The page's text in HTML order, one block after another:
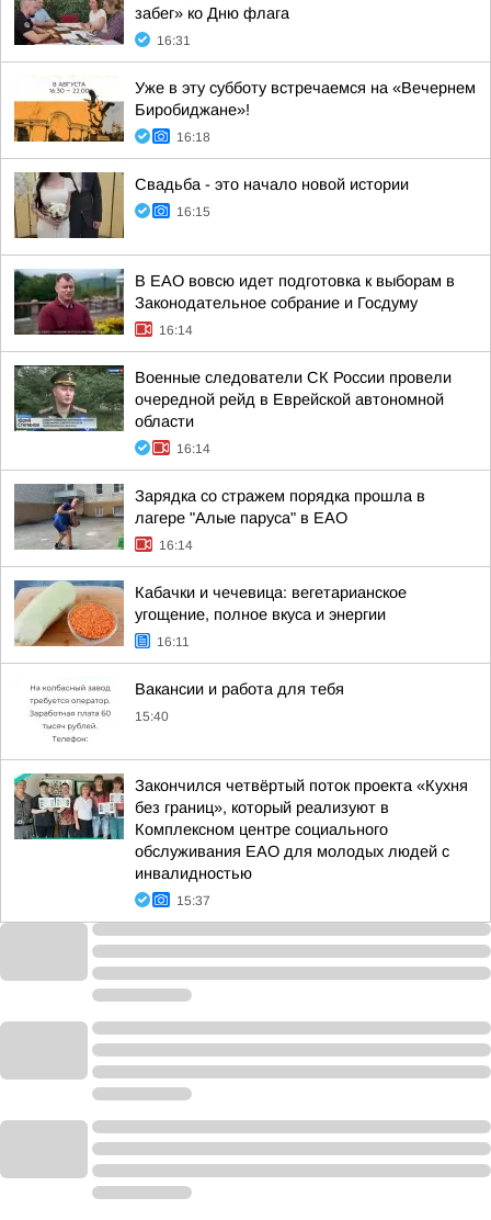
забег» ко Дню флага
16:31
Уже в эту субботу встречаемся на «Вечернем
Биробиджане»!
16:18
Свадьба - это начало новой истории
16:15
В ЕАО вовсю идет подготовка к выборам в
Законодательное собрание и Госдуму
16:14
Военные следователи СК России провели
очередной рейд в Еврейской автономной
области
16:14
Зарядка со стражем порядка прошла в
лагере "Алые паруса" в ЕАО
16:14
Кабачки и чечевица: вегетарианское
угощение, полное вкуса и энергии
16:11
Вакансии и работа для тебя
15:40
Закончился четвёртый поток проекта «Кухня
без границ», который реализуют в
Комплексном центре социального
обслуживания ЕАО для молодых людей с
инвалидностью
15:37